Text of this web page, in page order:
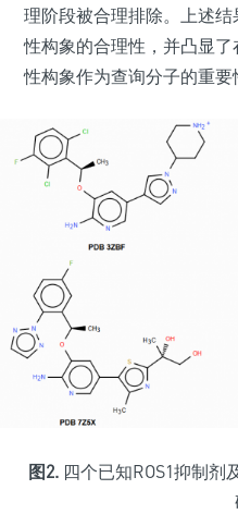
理阶段被合理排除。上述
性构象的合理性，并凸显
性构象作为查询分子的重要
图2. 四个已知ROS1抑制剂